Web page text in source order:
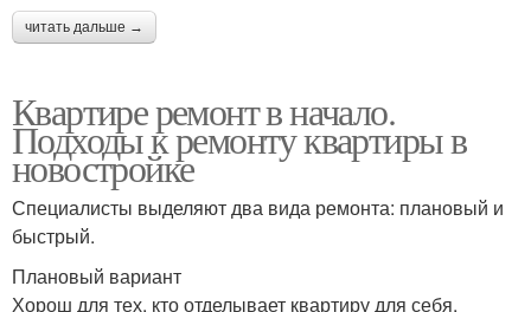
читать дальше →
Квартире ремонт в начало.
Подходы к ремонту квартиры в
новостройке
Специалисты выделяют два вида ремонта: плановый и
быстрый.
Плановый вариант
Хорош для тех, кто отделывает квартиру для себя,